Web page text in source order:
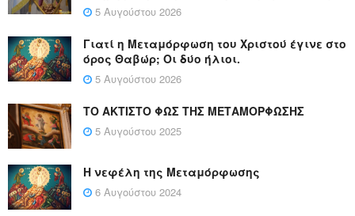
5 Αυγούστου 2026
Γιατί η Μεταμόρφωση του Χριστού έγινε στο
όρος Θαβώρ; Οι δύο ήλιοι.
5 Αυγούστου 2026
ΤΟ ΑΚΤΙΣΤΟ ΦΩΣ ΤΗΣ ΜΕΤΑΜΟΡΦΩΣΗΣ
5 Αυγούστου 2025
Η νεφέλη της Μεταμόρφωσης
6 Αυγούστου 2024